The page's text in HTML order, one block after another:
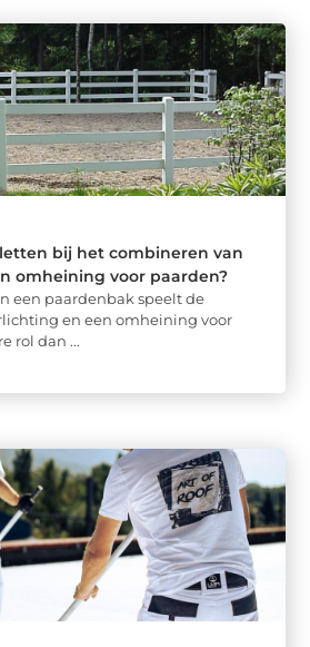
bij het combineren van
omheining voor paarden?
een paardenbak speelt de
en een omheining voor
rol dan ...